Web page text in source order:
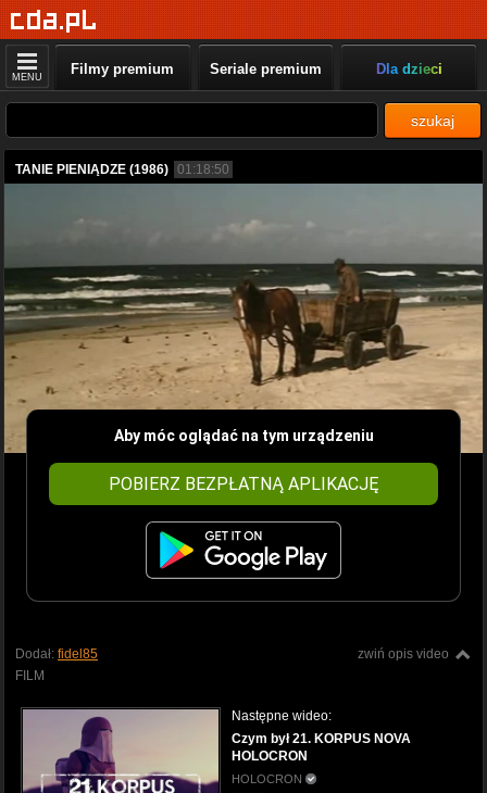
MENU Filmy premium Seriale premium Dla dzieci
szukaj
TANIE PIENIĄDZE (1986) 01:18:50
Aby móc oglądać na tym urządzeniu
POBIERZ BEZPŁATNĄ APLIKACJĘ
zwiń opis video
Dodał: fidel85
FILM
Następne wideo:
Czym był 21. KORPUS NOVA
HOLOCRON
HOLOCRON